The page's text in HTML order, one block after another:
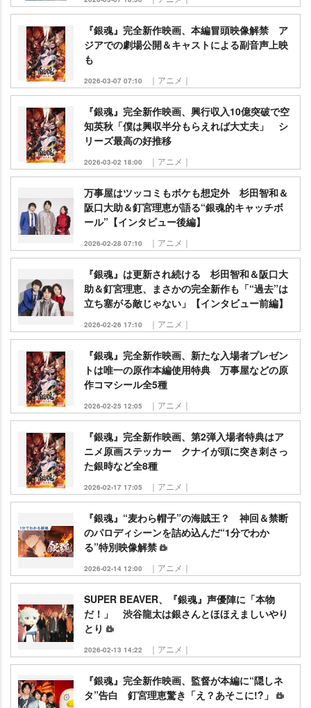
『銀魂』完全新作映画、本編冒頭映像解禁 ア
ジアでの劇場公開＆キャストによる副音声上映
も
2026-03-07 07:10 ｜アニメ｜
『銀魂』完全新作映画、興行収入10億突破で空
知英秋「僕は興収半分もらえれば大丈夫」 シ
リーズ最高の好推移
2026-03-02 18:00 ｜アニメ｜
万事屋はツッコミもボケも想定外 杉田智和＆
阪口大助＆釘宮理恵が語る“銀魂的キャッチボ
ール”【インタビュー後編】
2026-02-28 07:10 ｜アニメ｜
『銀魂』は更新され続ける 杉田智和＆阪口大
助＆釘宮理恵、まさかの完全新作も「“過去”は
立ち塞がる敵じゃない」【インタビュー前編】
2026-02-26 17:10 ｜アニメ｜
『銀魂』完全新作映画、新たな入場者プレゼン
トは唯一の原作本編使用特典 万事屋などの原
作コマシール全5種
2026-02-25 12:05 ｜アニメ｜
『銀魂』完全新作映画、第2弾入場者特典はア
ニメ原画ステッカー クナイが頭に突き刺さっ
た銀時など全8種
2026-02-17 17:05 ｜アニメ｜
『銀魂』“麦わら帽子”の海賊王？ 神回＆禁断
のパロディシーンを詰め込んだ“1分でわか
る”特別映像解禁
2026-02-14 12:00 ｜アニメ｜
SUPER BEAVER、『銀魂』声優陣に「本物
だ！」 渋谷龍太は銀さんとほほえましいやり
とり
2026-02-13 14:22 ｜アニメ｜
『銀魂』完全新作映画、監督が本編に“隠しネ
タ”告白 釘宮理恵驚き「え？あそこに!?」